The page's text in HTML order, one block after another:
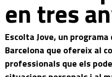
en tres
Escolta Jove, un
Barcelona que ofereix al
professionals que els